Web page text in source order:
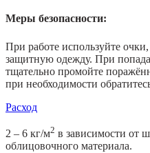
Меры безопасности:
При работе используйте
защитную одежду. При
тщательно промойте
при необходимости
Расход
2 – 6 кг/м2 в зависимости от
облицовочного материала.